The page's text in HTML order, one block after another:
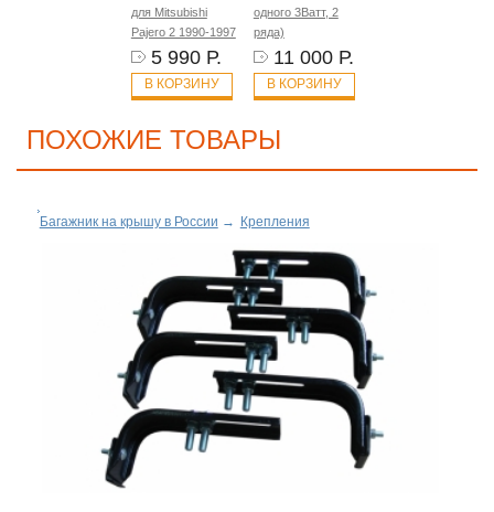
для Mitsubishi
Pajero 2 1990-1997
5 990 Р.
В КОРЗИНУ
одного 3Ватт, 2
ряда)
11 000 Р.
В КОРЗИНУ
ПОХОЖИЕ ТОВАРЫ
Багажник на крышу в России → Крепления